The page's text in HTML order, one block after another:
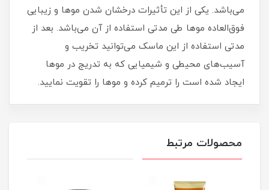
می‌باشد. یکی از این تأثیرات درخشان شدن موها و زیبایی
فوق‌العاده موها طی مدتی استفاده از آن می‌باشد. بعد از
مدتی استفاده از این ماسک می‌توانید تخریب و
آسیب‌های محیطی و شیمیایی که به تدریج در موها
ایجاد شده است را ترمیم کرده و موها را تقویت نمایید.
محصولات مرتبط